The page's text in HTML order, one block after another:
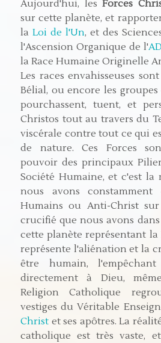
Aujourd'hui, lesForces
sur cette planète, et
la Loi de l'Un, et des
l'Ascension Organique de l'
la Race Humaine Originelle
Les races envahisseuses
Bélial, ou encore les groupes
pourchassent, tuent, et
Christos tout au travers du
viscérale contre tout ce qui
de nature. Ces Forces
pouvoir des principaux
Société Humaine, et c'est la
nous avons constamment
Humains ou Anti-Christ
crucifié que nous avons
cette planète représentant la
représente l'aliénation et la
être humain,
directement à Dieu,
Religion Catholique
vestiges du Véritable
Christ et ses apôtres. La
catholique est très vaste,